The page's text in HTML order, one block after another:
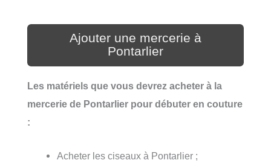
Ajouter une mercerie à
Pontarlier
Les matériels que vous devrez acheter à la
mercerie de Pontarlier pour débuter en couture
:
Acheter les ciseaux à Pontarlier ;